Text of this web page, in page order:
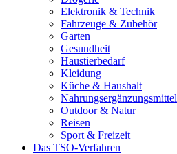
Elektronik & Technik
Fahrzeuge & Zubehör
Garten
Gesundheit
Haustierbedarf
Kleidung
Küche & Haushalt
Nahrungsergänzungsmittel
Outdoor & Natur
Reisen
Sport & Freizeit
Das TSO-Verfahren